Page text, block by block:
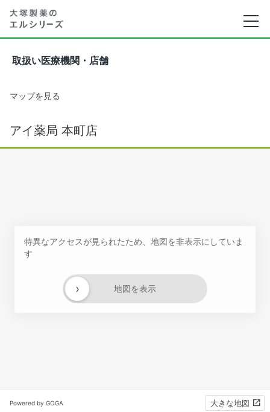
取扱い医療機関・店舗
マップを見る
アイ薬局 本町店
特異なアクセスが見られたため、地図を非表示にしていま
す
地図を表示
›
Powered by GOGA 大きな地図